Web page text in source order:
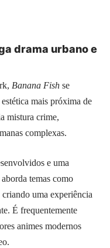
drama urbano e
Banana Fish se
mais próxima de
mistura crime,
complexas.
e uma
temas como
uma experiência
É frequentemente
animes modernos